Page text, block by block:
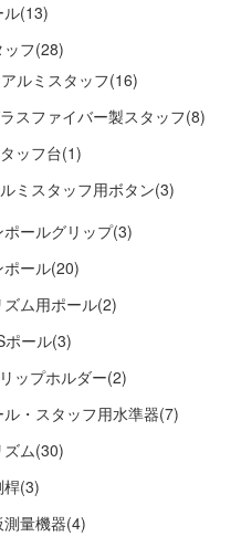
ル(13)
ッフ(28)
アルミスタッフ(16)
スファイバー製スタッフ(8)
ッフ台(1)
ミスタッフ用ボタン(3)
ポールグリップ(3)
ポール(20)
ズム用ポール(2)
ポール(3)
ップホルダー(2)
ル・スタッフ用水準器(7)
ズム(30)
桿(3)
量機器(4)